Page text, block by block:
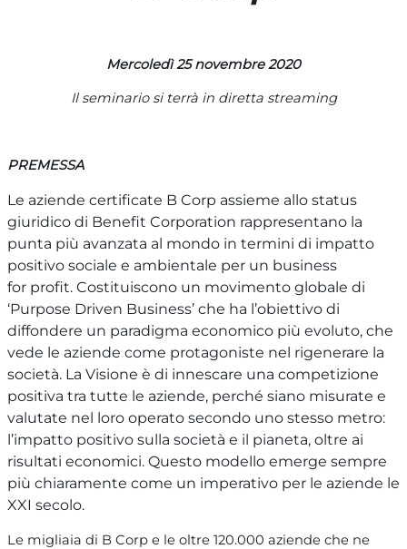
Mercoledì 25 novembre 2020
Il seminario si terrà in diretta streaming
PREMESSA
Le aziende certificate B Corp assieme allo status
giuridico di Benefit Corporation rappresentano la
punta più avanzata al mondo in termini di impatto
positivo sociale e ambientale per un business
for profit. Costituiscono un movimento globale di
‘Purpose Driven Business’ che ha l’obiettivo di
diffondere un paradigma economico più evoluto, che
vede le aziende come protagoniste nel rigenerare la
società. La Visione è di innescare una competizione
positiva tra tutte le aziende, perché siano misurate e
valutate nel loro operato secondo uno stesso metro:
l’impatto positivo sulla società e il pianeta, oltre ai
risultati economici. Questo modello emerge sempre
più chiaramente come un imperativo per le aziende le
XXI secolo.
Le migliaia di B Corp e le oltre 120.000 aziende che ne